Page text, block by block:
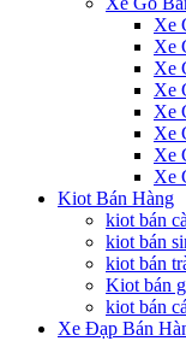
Xe
Xe
Xe
Xe
Xe
Xe
Xe
Xe
Kiot Bán Hàng
kiot bán
kiot bán
kiot bán
Kiot bán
kiot bán
Xe Đạp Bán